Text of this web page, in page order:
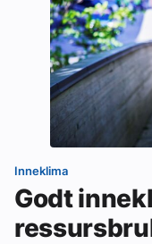
Inneklima
Godt